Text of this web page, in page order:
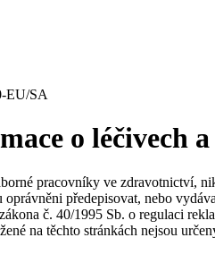
krve
infekcí
newsletteru
EU/SA
o léčivech
pracovníky ve zdravotnictví,
předepisovat, nebo
č. 40/1995 Sb. o regulaci
na těchto stránkách nejsou